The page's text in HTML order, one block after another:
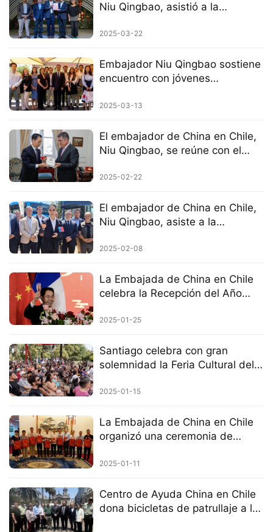
Niu Qingbao, asistió a la
Primavera 2025 en la ciudad de
2025-03-22
Embajador Niu Qingbao sostiene
encuentro con jóvenes
2025-03-13
El embajador de China en Chile,
Niu Qingbao, se reúne con el
2025-02-22
El embajador de China en Chile,
Niu Qingbao, asiste a la
de buses eléctricos chinos
2025-02-08
La Embajada de China en Chile
celebra la Recepción del Año
2025-01-25
Santiago celebra con gran
solemnidad la Feria Cultural del
Serpiente.
2025-01-15
La Embajada de China en Chile
organizó una ceremonia de
Nuevo y sostuvo un encuentro
comunidad china.
2025-01-11
Centro de Ayuda China en Chile
dona bicicletas de patrullaje a la